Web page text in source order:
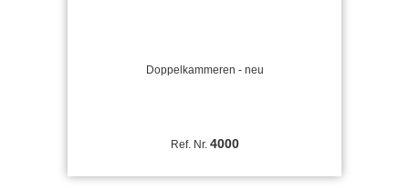
Doppelkammeren - neu
Ref. Nr. 4000